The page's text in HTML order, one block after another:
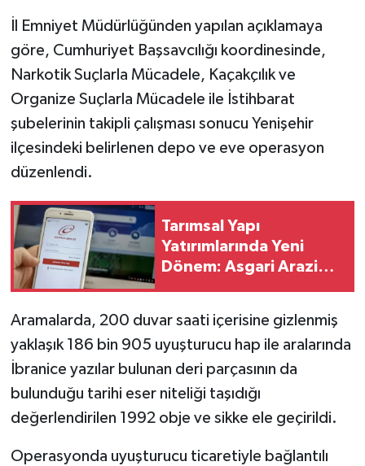
İl Emniyet Müdürlüğünden yapılan açıklamaya
göre, Cumhuriyet Başsavcılığı koordinesinde,
Narkotik Suçlarla Mücadele, Kaçakçılık ve
Organize Suçlarla Mücadele ile İstihbarat
şubelerinin takipli çalışması sonucu Yenişehir
ilçesindeki belirlenen depo ve eve operasyon
düzenlendi.
Tarımsal Yapı
Yatırımlarında Yeni
Dönem: Asgari Arazi
Aramalarda, 200 duvar saati içerisine gizlenmiş
yaklaşık 186 bin 905 uyuşturucu hap ile aralarında
İbranice yazılar bulunan deri parçasının da
bulunduğu tarihi eser niteliği taşıdığı
değerlendirilen 1992 obje ve sikke ele geçirildi.
Operasyonda uyuşturucu ticaretiyle bağlantılı